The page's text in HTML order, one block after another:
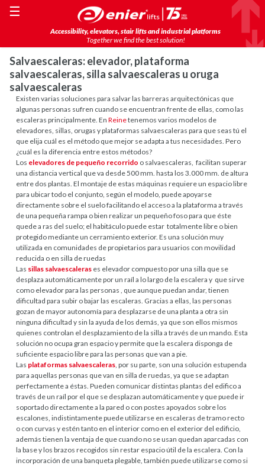
Accessibility, elevators, stair lifts and industrial platforms
Together we find the best solution!
☰
Salvaescaleras: elevador, plataforma
salvaescaleras, silla salvaescaleras u oruga
salvaescaleras
Existen varias soluciones para salvar las barreras arquitectónicas que
algunas personas sufren cuando se encuentran frente de ellas, como las
escaleras principalmente. EnReinetenemos varios modelos de
elevadores, sillas, orugas y plataformas salvaescaleras para que seas tú el
que elija cuál es el método que mejor se adapta a tus necesidades. Pero
¿cuál es la diferencia entre estos métodos?
Los elevadores de pequeño recorrido o salvaescaleras, facilitan superar
una distancia vertical que va desde 500 mm. hasta los 3.000 mm. de altura
entre dos plantas. El montaje de estas máquinas requiere un espacio libre
para ubicar todo el conjunto, según el modelo, puede apoyarse
directamente sobre el suelo facilitando el acceso a la plataforma a través
de una pequeña rampa o bien realizar un pequeño foso para que éste
quede a ras del suelo; el habitáculo puede estar totalmente libre o bien
protegido mediante un cerramiento exterior. Es una solución muy
utilizada en comunidades de propietarios para usuarios con movilidad
reducida o en silla de ruedas
Las sillas salvaescaleras es elevador compuesto por una silla que se
desplaza automáticamente por un raíl a lo largo de la escalera y que sirve
como elevador para las personas , que aunque puedan andar, tienen
dificultad para subir o bajar las escaleras. Gracias a ellas, las personas
gozan de mayor autonomía para desplazarse de una planta a otra sin
ninguna dificultad y sin la ayuda de los demás, ya que son ellos mismos
quienes controlan el desplazamiento de la silla a través de un mando. Esta
solución no ocupa gran espacio y permite que la escalera disponga de
suficiente espacio libre para las personas que van a pie.
Las plataformas salvaescaleras, por su parte, son una solución estupenda
para aquellas personas que van en silla de ruedas, ya que se adaptan
perfectamente a éstas. Pueden comunicar distintas plantas del edifico a
través de un raíl por el que se desplazan automáticamente y que puede ir
soportado directamente a la pared o con postes apoyados sobre los
escalones, indistintamente puede utilizarse en escaleras de tramo recto
o con curvas y estén tanto en el interior como en el exterior del edificio,
además tienen la ventaja de que cuando no se usan quedan aparcadas con
la base y los brazos recogidos sin restar espacio útil de la escalera. Con la
incorporación de una banqueta plegable, también puede utilizarse como si